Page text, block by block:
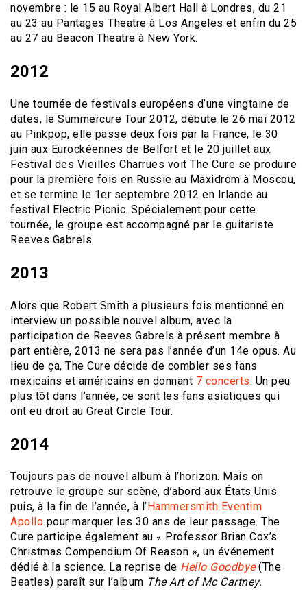
novembre : le 15 au Royal Albert Hall à Londres, du 21
au 23 au Pantages Theatre à Los Angeles et enfin du 25
au 27 au Beacon Theatre à New York.
2012
Une tournée de festivals européens d’une vingtaine de
dates, le Summercure Tour 2012, débute le 26 mai 2012
au Pinkpop, elle passe deux fois par la France, le 30
juin aux Eurockéennes de Belfort et le 20 juillet aux
Festival des Vieilles Charrues voit The Cure se produire
pour la première fois en Russie au Maxidrom à Moscou,
et se termine le 1er septembre 2012 en Irlande au
festival Electric Picnic. Spécialement pour cette
tournée, le groupe est accompagné par le guitariste
Reeves Gabrels.
2013
Alors que Robert Smith a plusieurs fois mentionné en
interview un possible nouvel album, avec la
participation de Reeves Gabrels à présent membre à
part entière, 2013 ne sera pas l’année d’un 14e opus. Au
lieu de ça, The Cure décide de combler ses fans
mexicains et américains en donnant 7 concerts. Un peu
plus tôt dans l’année, ce sont les fans asiatiques qui
ont eu droit au Great Circle Tour.
2014
Toujours pas de nouvel album à l’horizon. Mais on
retrouve le groupe sur scène, d’abord aux États Unis
puis, à la fin de l’année, à l’ Hammersmith Eventim
Apollo pour marquer les 30 ans de leur passage. The
Cure participe également au « Professor Brian Cox’s
Christmas Compendium Of Reason », un événement
dédié à la science. La reprise de Hello Goodbye(The
Beatles) paraît sur l’album The Art of Mc Cartney.